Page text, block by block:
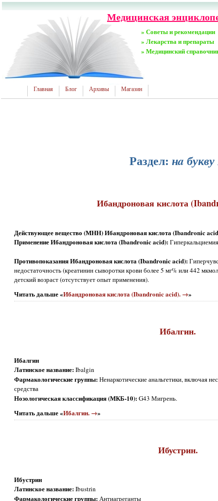
Медицинская
» Советы и рекомендации
» Лекарства и препараты
» Медицинский
Главная Блог Архивы Магазин
Раздел: нa
Ибандроновая кислота
Действующее вещество (МНН) Ибандроновая кислота (Ibandronic
Применение Ибандроновая кислота (Ibandronic acid):
Противопоказания Ибандроновая кислота (Ibandronic acid):
недостаточность (креатинин сыворотки крови более 5 мг% или 442
детский возраст (отсутствует опыт применения).
Читать дальше «Ибандроновая кислота (Ibandronic acid). →»
Ибалгин.
Ибалгин
Латинское название:Ibalgin
Фармакологические группы:Ненаркотические анальгетики, включая
средства
Нозологическая классификация (МКБ-10):G43 Мигрень.
Читать дальше «Ибалгин. →»
Ибустрин.
Ибустрин
Латинское название:Ibustrin
Фармакологические группы:Антиагреганты